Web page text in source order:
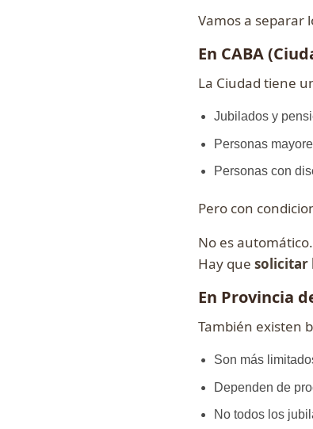
Vamos a separar
En CABA
La Ciudad tiene
Jubilados y
Personas
Personas con
Pero con
No es automático.
Hay que solicitar
En Provincia
También existen
Son más
Dependen de
No todos los